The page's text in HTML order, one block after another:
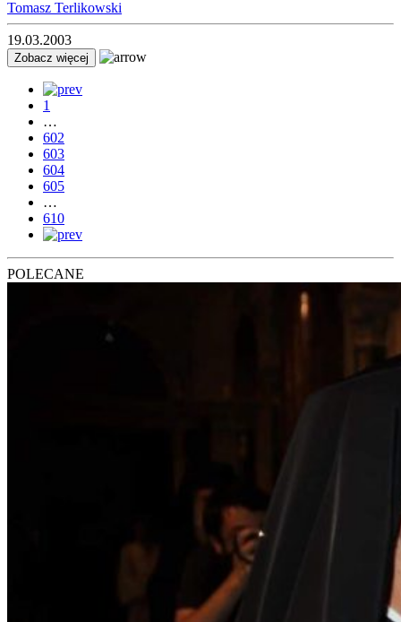
Tomasz Terlikowski
19.03.2003
Zobacz więcej
1
…
602
603
604
605
…
610
POLECANE